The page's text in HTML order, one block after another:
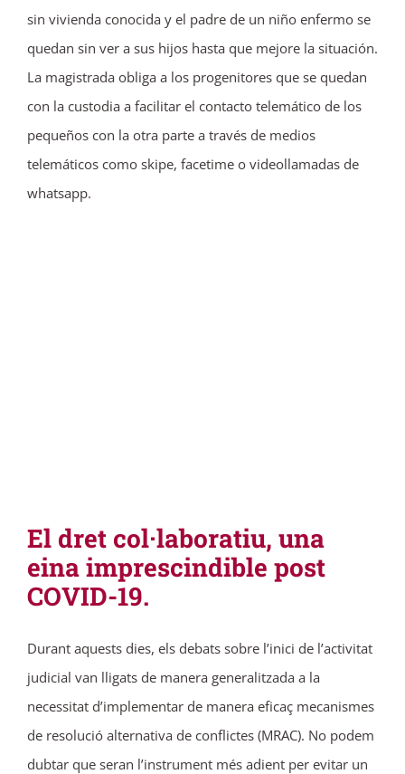
sin vivienda conocida y el padre de un niño enfermo se
quedan sin ver a sus hijos hasta que mejore la situación.
La magistrada obliga a los progenitores que se quedan
con la custodia a facilitar el contacto telemático de los
pequeños con la otra parte a través de medios
telemáticos como skipe, facetime o videollamadas de
whatsapp.
El dret col·laboratiu, una
eina imprescindible post
COVID-19.
Durant aquests dies, els debats sobre l’inici de l’activitat
judicial van lligats de manera generalitzada a la
necessitat d’implementar de manera eficaç mecanismes
de resolució alternativa de conflictes (MRAC). No podem
dubtar que seran l’instrument més adient per evitar un